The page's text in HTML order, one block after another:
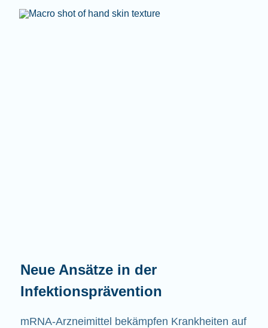
Neue Ansätze in der
Infektionsprävention
mRNA-Arzneimittel bekämpfen Krankheiten auf